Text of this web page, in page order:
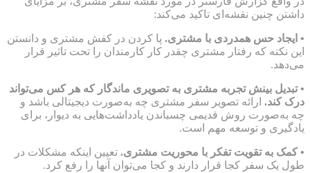
داشتن چنین نقشه‌ای تاکید می‌کند:
• ایجاد حس همدردی با مشتری. پا کردن در کفش مشتری و دانستن
این نکته که رفتار مشتری چقدر کار کارمندان را تحت تاثیر قرار
می‌دهد.
• تبدیل بینش تجربه مشتری به تصویری ماندگار که هر کس می‌تواند
درک کند. ارائه تصویر سفر مشتری چه به‌صورت دیجیتالی باشد و
چه به‌صورت روش قدیمی چسباندن یادداشت‌هایی به دیوار، برای
یادگیری و توسعه مهم است.
• کمک به تقویت تفکر با محوریت مشتری. تعیین اینکه مشکلات در
طول یک سفر کجا قرار دارند و کجا می‌توان آنها را رفع کرد.